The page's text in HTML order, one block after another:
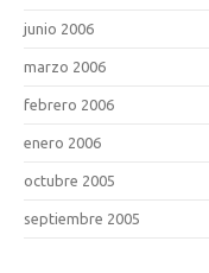
junio 2006
marzo 2006
febrero 2006
enero 2006
octubre 2005
septiembre 2005